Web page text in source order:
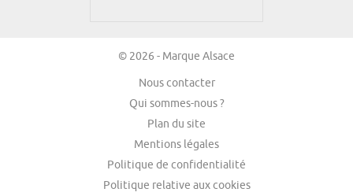
© 2026 - Marque Alsace
Nous contacter
Qui sommes-nous ?
Plan du site
Mentions légales
Politique de confidentialité
Politique relative aux cookies